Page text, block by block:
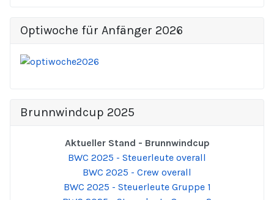
Optiwoche für Anfänger 2026
Brunnwindcup 2025
Aktueller Stand - Brunnwindcup
BWC 2025 - Steuerleute overall
BWC 2025 - Crew overall
BWC 2025 - Steuerleute Gruppe 1